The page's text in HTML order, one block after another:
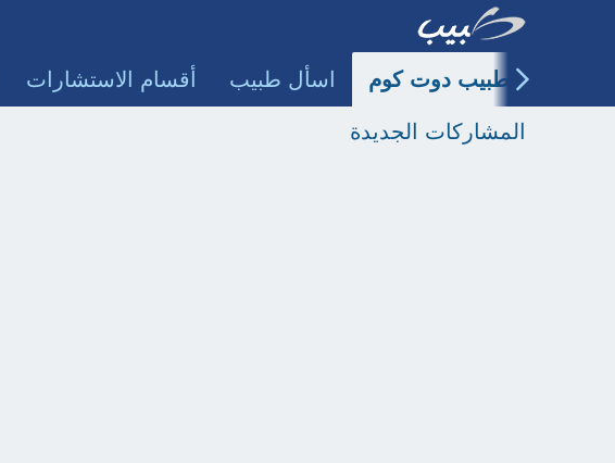
طبيب دوت كوم اسأل طبيب أقسام الاستشارات
المشاركات الجديدة